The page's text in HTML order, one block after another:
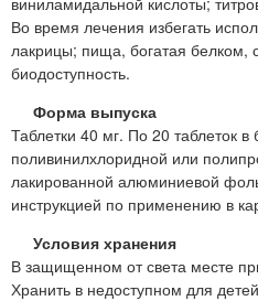
Во время лечения избегать
лакрицы; пища, богатая белком,
биодоступность.
Форма выпуска
Таблетки 40 мг. По 20 таблеток
поливинилхлоридной или
лакированной алюминиевой
инструкцией по применению в
Условия хранения
В защищенном от света месте
Хранить в недоступном для